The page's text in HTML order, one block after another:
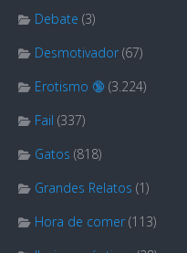
Debate (3)
Desmotivador (67)
Erotismo 🔞 (3.224)
Fail (337)
Gatos (818)
Grandes Relatos (1)
Hora de comer (113)